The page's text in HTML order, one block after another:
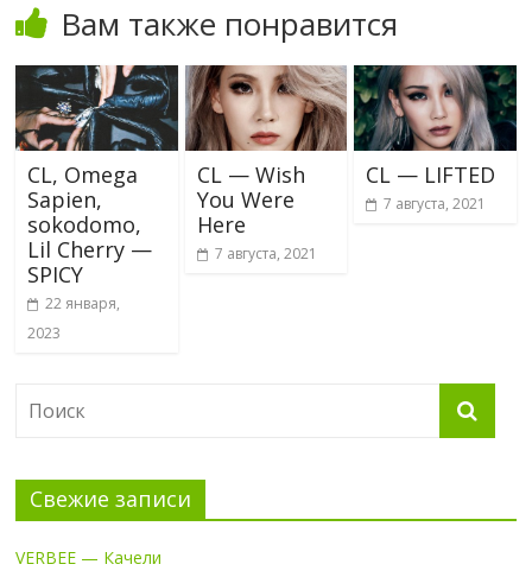
Вам также понравится
CL, Omega
Sapien,
sokodomo,
Lil Cherry —
SPICY
22 января,
2023
CL — Wish
You Were
Here
7 августа, 2021
CL — LIFTED
7 августа, 2021
Свежие записи
VERBEE — Качели